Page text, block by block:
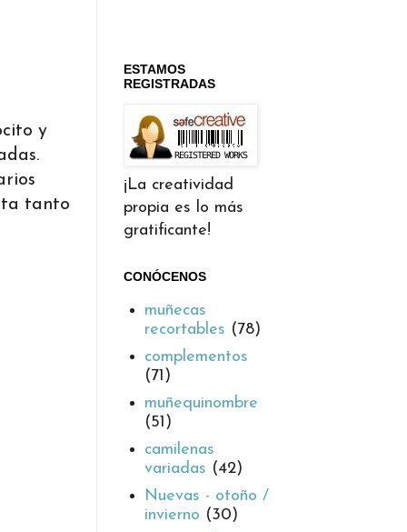
y
tanto
ESTAMOS
REGISTRADAS
¡La creatividad
propia es lo más
gratificante!
CONÓCENOS
muñecas
recortables (78)
complementos
(71)
muñequinombre
(51)
camilenas
variadas (42)
Nuevas - otoño /
invierno (30)